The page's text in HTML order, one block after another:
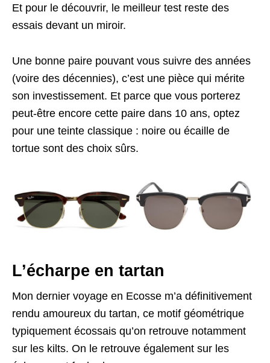
Et pour le découvrir, le meilleur test reste des
essais devant un miroir.
Une bonne paire pouvant vous suivre des années
(voire des décennies), c’est une pièce qui mérite
son investissement. Et parce que vous porterez
peut-être encore cette paire dans 10 ans, optez
pour une teinte classique : noire ou écaille de
tortue sont des choix sûrs.
L’écharpe en tartan
Mon dernier voyage en Ecosse m’a définitivement
rendu amoureux du tartan, ce motif géométrique
typiquement écossais qu’on retrouve notamment
sur les kilts. On le retrouve également sur les